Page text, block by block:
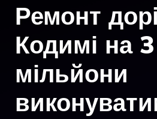
Ремонт
Кодимі на 3
мільйони